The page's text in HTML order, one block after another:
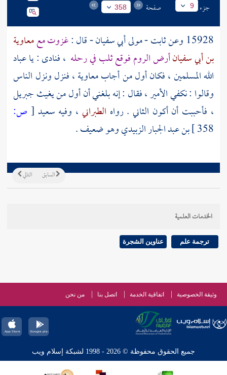
جزء 9 صفحة 358
15928 وعن ثابت - مولى أبي سفيان- قال :غزوت معمعاوية
بن أبي سفيانأرض الرومفوقع ثلب في رحله ، فنادى : يا عباد
الله المسلمين ، فكان أول من أجابمعاوية، فنزل ونزل الناس
وقالوا : نكفي الأمير ، فقال : إنه بلغني أن أول من يغيثجبريل
، فأحببت أن أكون الثاني . رواه الطبراني ، وفيه سعيد [ ص:
358 ] بن عبد الجبار الزبيديوهو ضعيف .
التالي السابق
الخدمات العلمية
ترجمة علم عناوين الشجرة
وثيقة الخصوصية اتفاقية الخدمة اتصل بنا من نحن
جميع الحقوق محفوظة © 2026 - 1998 لشبكة إسلام ويب